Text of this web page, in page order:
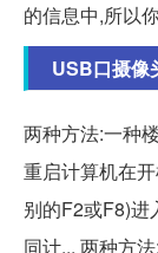
的信息中,所以你
USB口摄像
两种方法:一种
重启计算机在
别的F2或F8)进
同计... 两种方